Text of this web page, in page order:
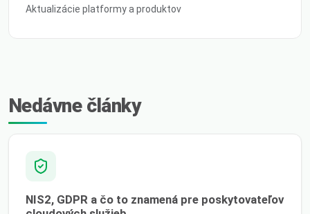
Aktualizácie platformy a produktov
Nedávne články
NIS2, GDPR a čo to znamená pre poskytovateľov